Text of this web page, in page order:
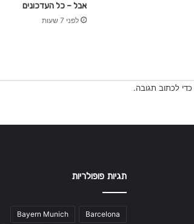
אבל – כל העדכונים
לפני 7 שעות
כדי לכתוב תגובה.
תגיות פופולריות
Barcelona
Bayern Munich